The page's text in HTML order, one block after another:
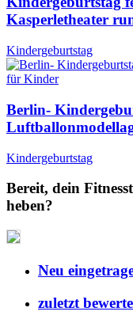
Kasperletheater
Kindergeburtstag
Berlin-
Kindergeburtstag
Bereit, dein
heben?
Neu
zuletzt